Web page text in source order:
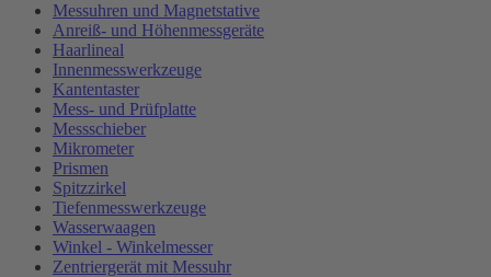
Messuhren und Magnetstative
Anreiß- und Höhenmessgeräte
Haarlineal
Innenmesswerkzeuge
Kantentaster
Mess- und Prüfplatte
Messschieber
Mikrometer
Prismen
Spitzzirkel
Tiefenmesswerkzeuge
Wasserwaagen
Winkel - Winkelmesser
Zentriergerät mit Messuhr